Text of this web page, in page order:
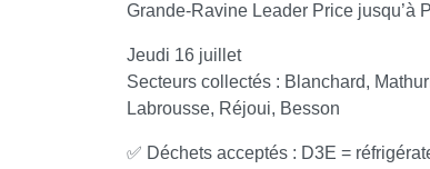
Grande-Ravine Leader Price jusqu’à
Jeudi 16 juillet
Secteurs collectés : Blanchard,
Labrousse, Réjoui, Besson
✅ Déchets acceptés : D3E =